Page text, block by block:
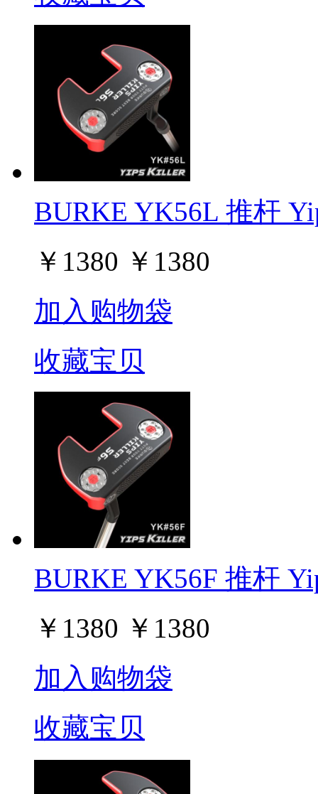
BURKE YK56L 推杆
￥ 1380 ￥ 1380
加入购物袋
收藏宝贝
BURKE YK56F 推杆
￥ 1380 ￥ 1380
加入购物袋
收藏宝贝